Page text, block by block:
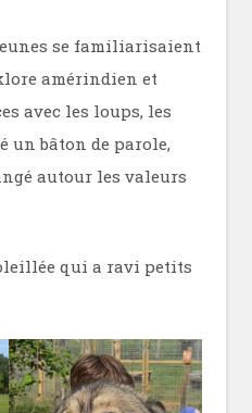
se familiarisaient
amérindien et
avec les loups, les
un bâton de parole,
autour les valeurs
qui a ravi petits